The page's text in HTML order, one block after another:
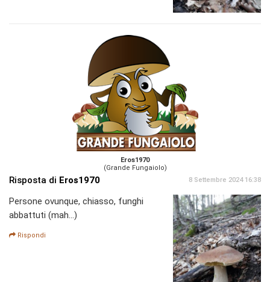
Eros1970
(Grande Fungaiolo)
Risposta di Eros1970 8 Settembre 2024 16:38
Persone ovunque, chiasso, funghi
abbattuti (mah...)
Rispondi